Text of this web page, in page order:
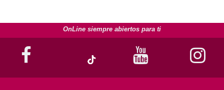
OnLine siempre abiertos para ti